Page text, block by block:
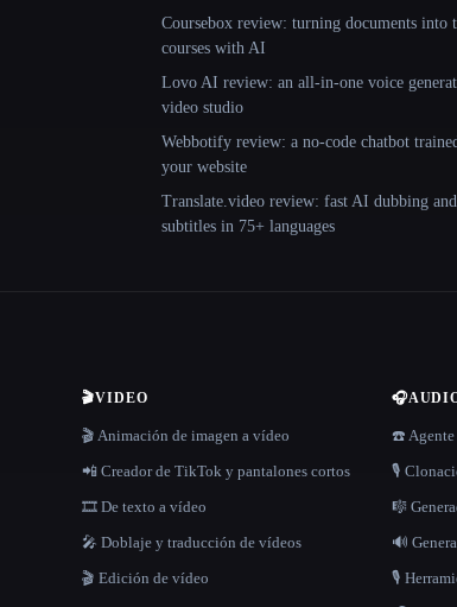
Coursebox review: turning documents into
courses with AI
Lovo AI review: an all-in-one voice
video studio
Webbotify review: a no-code chatbot
your website
Translate.video review: fast AI dubbing and
subtitles in 75+ languages
🎬VIDEO
🎬 Animación de imagen a vídeo
📲 Creador de TikTok y pantalones cortos
🎞️ De texto a vídeo
🎤 Doblaje y traducción de vídeos
🎬 Edición de vídeo
🎧
☎️ Agente
🎙️
🎼
🔊
🎙️